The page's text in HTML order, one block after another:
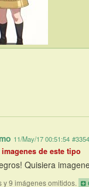
11/May/17 00:51:54 #3354
de este tipo
Quisiera
y 9 imágenes omitidos.